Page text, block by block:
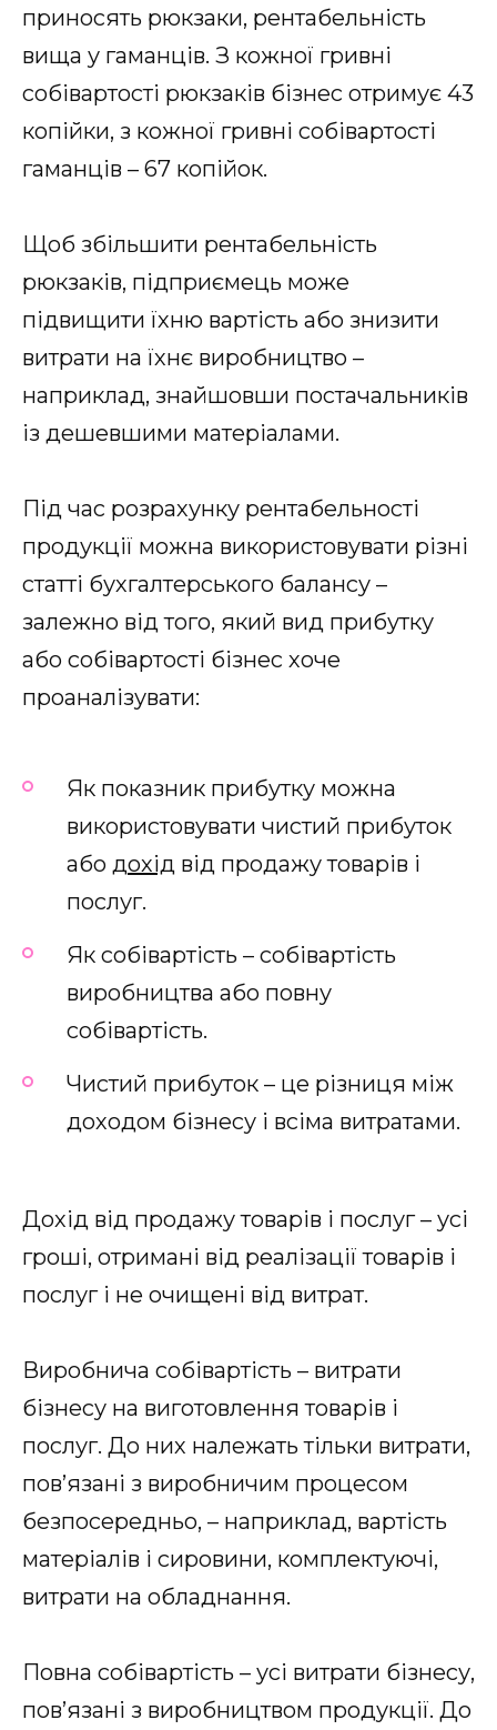
приносять рюкзаки, рентабельність
вища у гаманців. З кожної гривні
собівартості рюкзаків бізнес отримує 43
копійки, з кожної гривні собівартості
гаманців – 67 копійок.
Щоб збільшити рентабельність
рюкзаків, підприємець може
підвищити їхню вартість або знизити
витрати на їхнє виробництво –
наприклад, знайшовши постачальників
із дешевшими матеріалами.
Під час розрахунку рентабельності
продукції можна використовувати різні
статті бухгалтерського балансу –
залежно від того, який вид прибутку
або собівартості бізнес хоче
проаналізувати:
Як показник прибутку можна
використовувати чистий прибуток
або дохід від продажу товарів і
послуг.
Як собівартість – собівартість
виробництва або повну
собівартість.
Чистий прибуток – це різниця між
доходом бізнесу і всіма витратами.
Дохід від продажу товарів і послуг – усі
гроші, отримані від реалізації товарів і
послуг і не очищені від витрат.
Виробнича собівартість – витрати
бізнесу на виготовлення товарів і
послуг. До них належать тільки витрати,
пов’язані з виробничим процесом
безпосередньо, – наприклад, вартість
матеріалів і сировини, комплектуючі,
витрати на обладнання.
Повна собівартість – усі витрати бізнесу,
пов’язані з виробництвом продукції. До